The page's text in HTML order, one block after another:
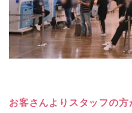
お客さんよりスタッフの方